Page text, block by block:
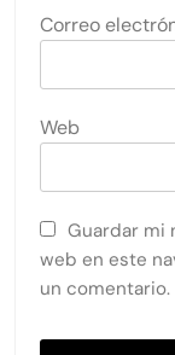
Correo
Web
Guardar mi
web en este
un comentario.